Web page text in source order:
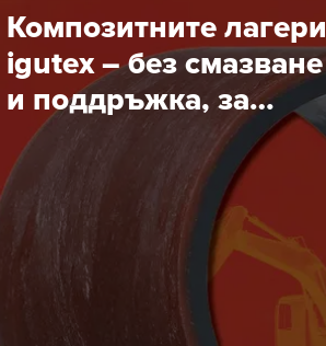
Композитните лагери
igutex – без смазване
и поддръжка, за
много големи
натоварвания